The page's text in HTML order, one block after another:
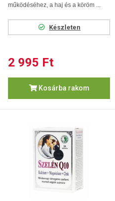
működéséhez, a haj és a köröm ...
Készleten
2 995 Ft
Kosárba rakom